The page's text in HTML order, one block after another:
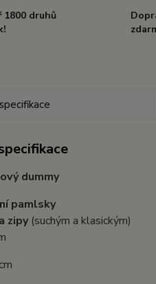
1800 druhů
dummy
pamlsky
zipy(suchým a klasickým)